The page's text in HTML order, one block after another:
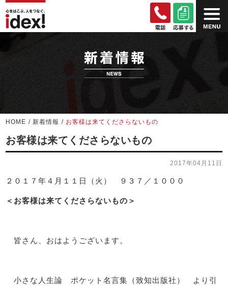
HOME /新着情報 / お客様は来てくださらないもの
お客様は来てくださらないもの
2017年04月11日
２０１７年４月１１日（火） ９３７／１０００
＜お客様は来てくださらないもの＞
皆さん、おはようございます。
小さな人生論 ポケット名言集（致知出版社） より引